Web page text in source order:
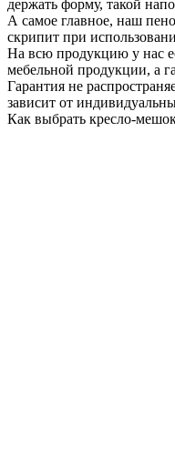
держать форму, такой
А самое главное, наш
скрипит при
На всю продукцию у нас
мебельной продукции, а
Гарантия не
зависит от
Как выбрать кресло-